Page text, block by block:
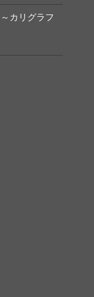
カリグラフ